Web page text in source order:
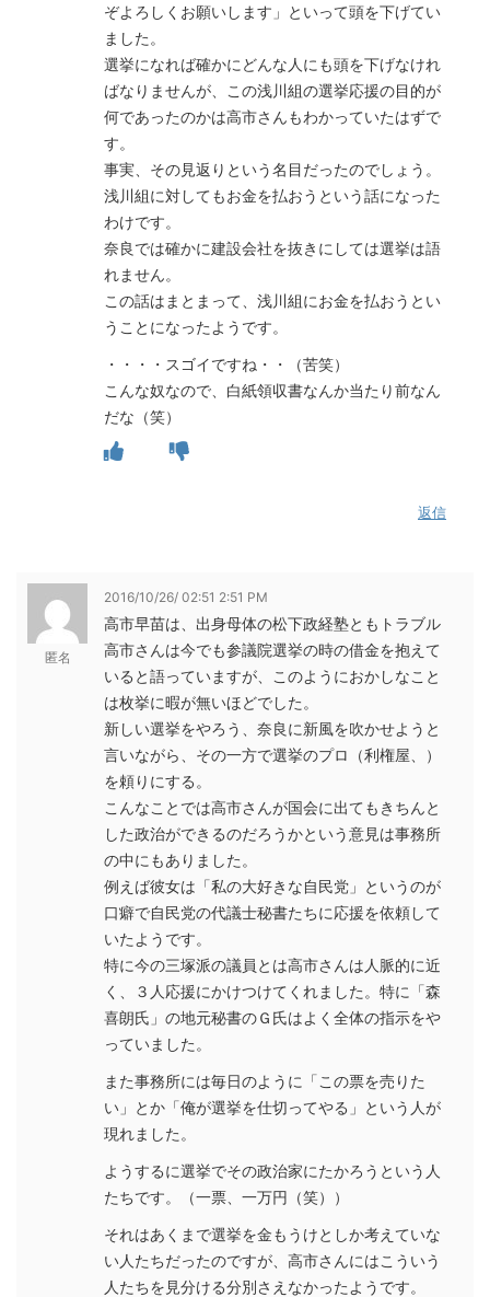
ぞよろしくお願いします」といって頭を下げてい
ました。
選挙になれば確かにどんな人にも頭を下げなけれ
ばなりませんが、この浅川組の選挙応援の目的が
何であったのかは高市さんもわかっていたはずで
す。
事実、その見返りという名目だったのでしょう。
浅川組に対してもお金を払おうという話になった
わけです。
奈良では確かに建設会社を抜きにしては選挙は語
れません。
この話はまとまって、浅川組にお金を払おうとい
うことになったようです。
・・・・スゴイですね・・（苦笑）
こんな奴なので、白紙領収書なんか当たり前なん
だな（笑）
返信
匿名
2016/10/26/ 02:51 2:51 PM
高市早苗は、出身母体の松下政経塾ともトラブル
高市さんは今でも参議院選挙の時の借金を抱えて
いると語っていますが、このようにおかしなこと
は枚挙に暇が無いほどでした。
新しい選挙をやろう、奈良に新風を吹かせようと
言いながら、その一方で選挙のプロ（利権屋、）
を頼りにする。
こんなことでは高市さんが国会に出てもきちんと
した政治ができるのだろうかという意見は事務所
の中にもありました。
例えば彼女は「私の大好きな自民党」というのが
口癖で自民党の代議士秘書たちに応援を依頼して
いたようです。
特に今の三塚派の議員とは高市さんは人脈的に近
く、３人応援にかけつけてくれました。特に「森
喜朗氏」の地元秘書のＧ氏はよく全体の指示をや
っていました。
また事務所には毎日のように「この票を売りた
い」とか「俺が選挙を仕切ってやる」という人が
現れました。
ようするに選挙でその政治家にたかろうという人
たちです。（一票、一万円（笑））
それはあくまで選挙を金もうけとしか考えていな
い人たちだったのですが、高市さんにはこういう
人たちを見分ける分別さえなかったようです。